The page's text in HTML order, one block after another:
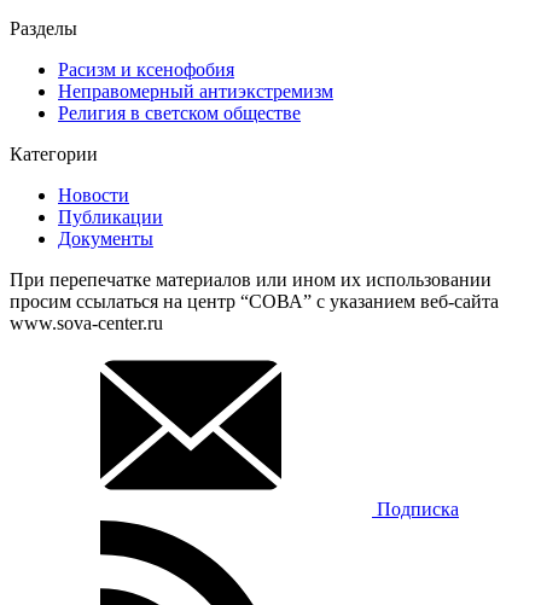
Разделы
Расизм и ксенофобия
Неправомерный антиэкстремизм
Религия в светском обществе
Категории
Новости
Публикации
Документы
При перепечатке материалов или ином их использовании
просим ссылаться на центр “СОВА” с указанием веб-сайта
www.sova-center.ru
Подписка